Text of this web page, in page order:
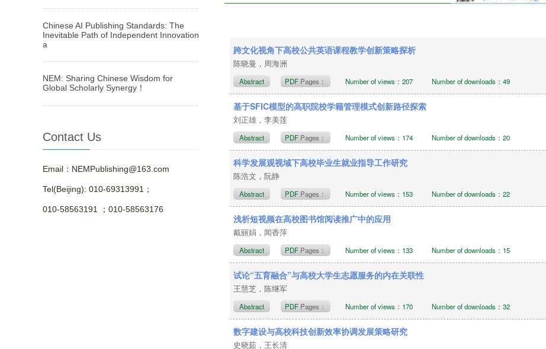
Chinese AI Publishing Standards: The
Inevitable Path of Independent Innovation
a
NEM: Sharing Chinese Wisdom for
Global Scholarly Synergy！
Contact Us
Email：NEMPublishing@163.com
Tel(Beijing): 010-69313991；
010-58563191 ；010-58563176
跨文化视角下高校公共英语课程教学创新策略探析
陈晓曼，周海洲
Abstract PDF Pages： Number of views：207 Number of downloads：49
基于SFIC模型的高职院校学籍管理模式创新路径探索
刘正雄，李美莲
Abstract PDF Pages： Number of views：174 Number of downloads：20
科学发展观视域下高校毕业生就业指导工作研究
陈浩文，阮静
Abstract PDF Pages： Number of views：153 Number of downloads：22
浅析短视频在高校图书馆阅读推广中的应用
戴丽娟，闻香萍
Abstract PDF Pages： Number of views：133 Number of downloads：15
试论“五育融合”与高校大学生志愿服务的内在关联性
王慧芝，陈继军
Abstract PDF Pages： Number of views：170 Number of downloads：32
数字建设与高校科技创新效率协调发展策略研究
史晓茹，王长清